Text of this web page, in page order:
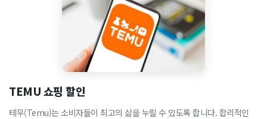
TEMU 쇼핑 할인
테무(Temu)는 소비자들이 최고의 삶을 누릴 수 있도록 합니다. 합리적인